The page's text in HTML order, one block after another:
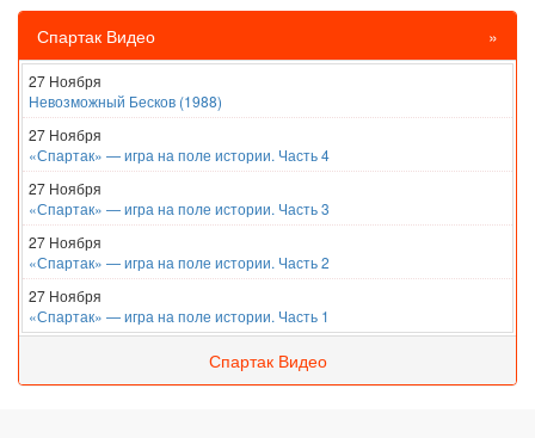
Спартак Видео »
27 Ноября
Невозможный Бесков (1988)
27 Ноября
«Спартак» — игра на поле истории. Часть 4
27 Ноября
«Спартак» — игра на поле истории. Часть 3
27 Ноября
«Спартак» — игра на поле истории. Часть 2
27 Ноября
«Спартак» — игра на поле истории. Часть 1
Спартак Видео